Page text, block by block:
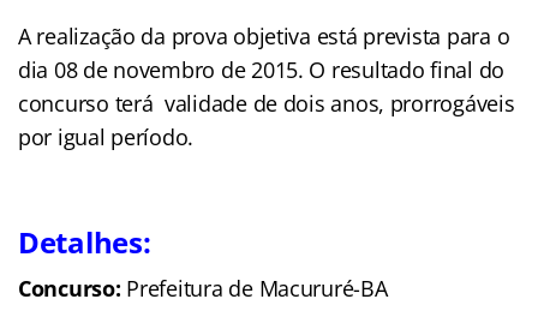
A realização da prova objetiva está prevista para o
dia 08 de novembro de 2015. O resultado final do
concurso terá validade de dois anos, prorrogáveis
por igual período.
Detalhes:
Concurso: Prefeitura de Macururé-BA